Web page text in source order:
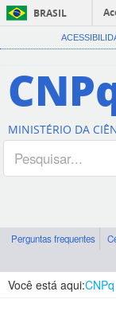
BRASIL
MINISTÉRIO DA
Perguntas frequentes
Você está aqui:CNPq